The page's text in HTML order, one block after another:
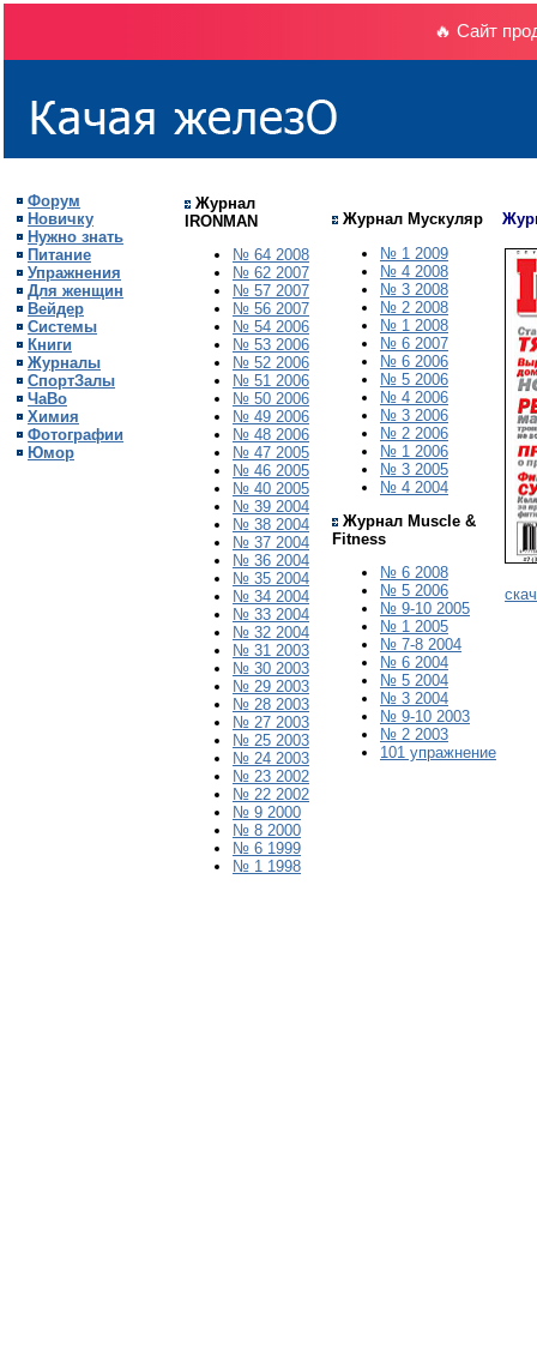
🔥 Сайт
Форум
Новичку
Нужно знать
Питание
Упражнения
Для женщин
Вейдер
Системы
Книги
Журналы
СпортЗалы
ЧаВо
Химия
Фотографии
Юмор
Журнал
IRONMAN
№ 64 2008
№ 62 2007
№ 57 2007
№ 56 2007
№ 54 2006
№ 53 2006
№ 52 2006
№ 51 2006
№ 50 2006
№ 49 2006
№ 48 2006
№ 47 2005
№ 46 2005
№ 40 2005
№ 39 2004
№ 38 2004
№ 37 2004
№ 36 2004
№ 35 2004
№ 34 2004
№ 33 2004
№ 32 2004
№ 31 2003
№ 30 2003
№ 29 2003
№ 28 2003
№ 27 2003
№ 25 2003
№ 24 2003
№ 23 2002
№ 22 2002
№ 9 2000
№ 8 2000
№ 6 1999
№ 1 1998
Журнал Мускуляр
№ 1 2009
№ 4 2008
№ 3 2008
№ 2 2008
№ 1 2008
№ 6 2007
№ 6 2006
№ 5 2006
№ 4 2006
№ 3 2006
№ 2 2006
№ 1 2006
№ 3 2005
№ 4 2004
Журнал Muscle &
Fitness
№ 6 2008
№ 5 2006
№ 9-10 2005
№ 1 2005
№ 7-8 2004
№ 6 2004
№ 5 2004
№ 3 2004
№ 9-10 2003
№ 2 2003
101 упражнение